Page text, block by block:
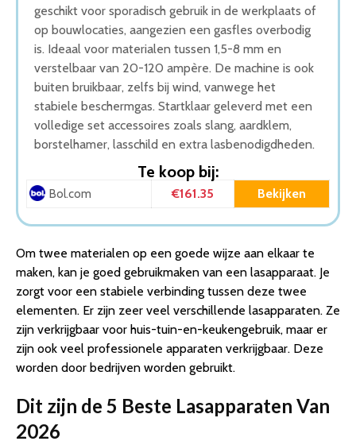
geschikt voor sporadisch gebruik in de werkplaats of
op bouwlocaties, aangezien een gasfles overbodig
is. Ideaal voor materialen tussen 1,5-8 mm en
verstelbaar van 20-120 ampère. De machine is ook
buiten bruikbaar, zelfs bij wind, vanwege het
stabiele beschermgas. Startklaar geleverd met een
volledige set accessoires zoals slang, aardklem,
borstelhamer, lasschild en extra lasbenodigdheden.
Te koop bij:
Bol.com €161.35 Bekijken
Om twee materialen op een goede wijze aan elkaar te
maken, kan je goed gebruikmaken van een lasapparaat. Je
zorgt voor een stabiele verbinding tussen deze twee
elementen. Er zijn zeer veel verschillende lasapparaten. Ze
zijn verkrijgbaar voor huis-tuin-en-keukengebruik, maar er
zijn ook veel professionele apparaten verkrijgbaar. Deze
worden door bedrijven worden gebruikt.
Dit zijn de 5 Beste Lasapparaten Van
2026